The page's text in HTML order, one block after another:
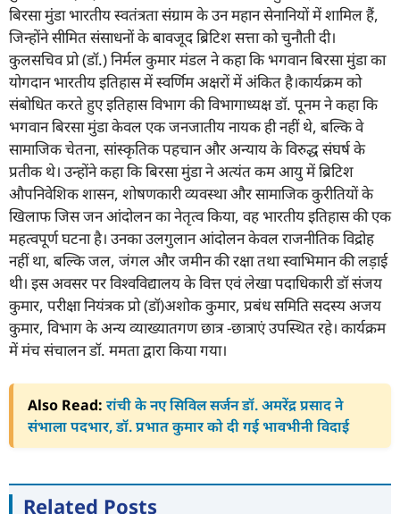
बिरसा मुंडा भारतीय स्वतंत्रता संग्राम के उन महान सेनानियों में शामिल हैं,
जिन्होंने सीमित संसाधनों के बावजूद ब्रिटिश सत्ता को चुनौती दी।
कुलसचिव प्रो (डॉ.) निर्मल कुमार मंडल ने कहा कि भगवान बिरसा मुंडा का
योगदान भारतीय इतिहास में स्वर्णिम अक्षरों में अंकित है।कार्यक्रम को
संबोधित करते हुए इतिहास विभाग की विभागाध्यक्ष डॉ. पूनम ने कहा कि
भगवान बिरसा मुंडा केवल एक जनजातीय नायक ही नहीं थे, बल्कि वे
सामाजिक चेतना, सांस्कृतिक पहचान और अन्याय के विरुद्ध संघर्ष के
प्रतीक थे। उन्होंने कहा कि बिरसा मुंडा ने अत्यंत कम आयु में ब्रिटिश
औपनिवेशिक शासन, शोषणकारी व्यवस्था और सामाजिक कुरीतियों के
खिलाफ जिस जन आंदोलन का नेतृत्व किया, वह भारतीय इतिहास की एक
महत्वपूर्ण घटना है। उनका उलगुलान आंदोलन केवल राजनीतिक विद्रोह
नहीं था, बल्कि जल, जंगल और जमीन की रक्षा तथा स्वाभिमान की लड़ाई
थी। इस अवसर पर विश्वविद्यालय के वित्त एवं लेखा पदाधिकारी डॉ संजय
कुमार, परीक्षा नियंत्रक प्रो (डॉ)अशोक कुमार, प्रबंध समिति सदस्य अजय
कुमार, विभाग के अन्य व्याख्यातगण छात्र -छात्राएं उपस्थित रहे। कार्यक्रम
में मंच संचालन डॉ. ममता द्वारा किया गया।
Also Read: रांची के नए सिविल सर्जन डॉ. अमरेंद्र प्रसाद ने
संभाला पदभार, डॉ. प्रभात कुमार को दी गई भावभीनी विदाई
Related Posts